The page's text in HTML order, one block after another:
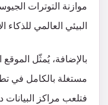
موازنة التوترات
البيئي العالمي
بالإضافة، يُمثّل
مستغلة بالكامل في
فتلعب مراكز